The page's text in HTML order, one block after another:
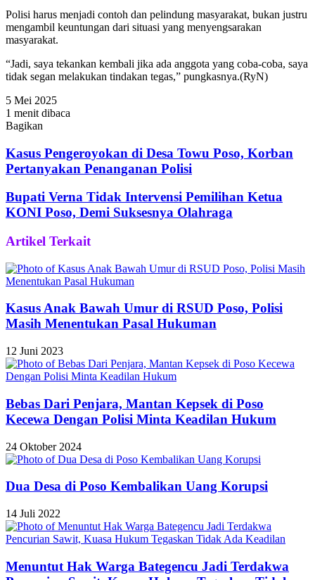
Polisi harus menjadi contoh dan pelindung masyarakat, bukan justru
mengambil keuntungan dari situasi yang menyengsarakan
masyarakat.
“Jadi, saya tekankan kembali jika ada anggota yang coba-coba, saya
tidak segan melakukan tindakan tegas,” pungkasnya.(RyN)
5 Mei 2025
1 menit dibaca
Bagikan
via
Email
Kasus Pengeroyokan di Desa Towu Poso, Korban
Pertanyakan Penanganan Polisi
Bupati Verna Tidak Intervensi Pemilihan Ketua
KONI Poso, Demi Suksesnya Olahraga
Artikel Terkait
Kasus Anak Bawah Umur di RSUD Poso, Polisi
Masih Menentukan Pasal Hukuman
12 Juni 2023
Bebas Dari Penjara, Mantan Kepsek di Poso
Kecewa Dengan Polisi Minta Keadilan Hukum
24 Oktober 2024
Dua Desa di Poso Kembalikan Uang Korupsi
14 Juli 2022
Menuntut Hak Warga Bategencu Jadi Terdakwa